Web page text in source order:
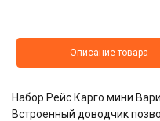
Описание товара
Набор Рейс Карго мини
Встроенный доводчик